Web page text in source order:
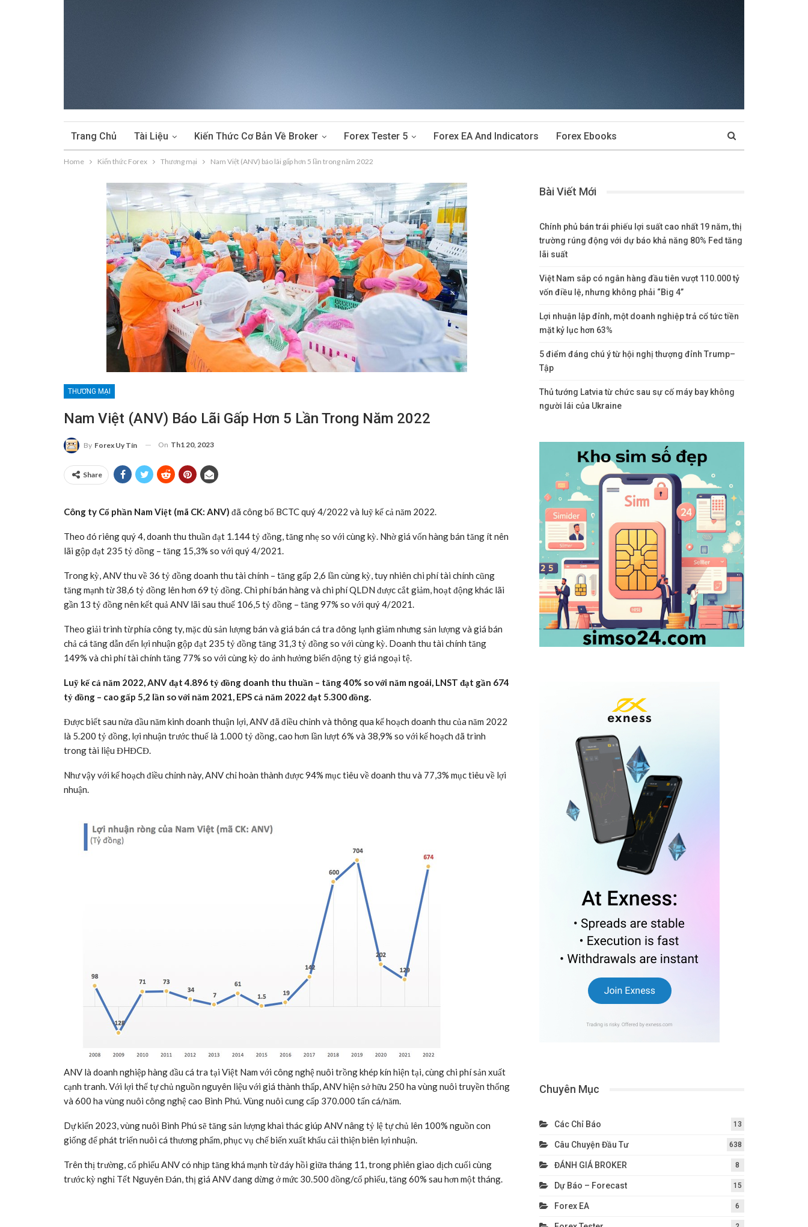
Trang Chủ Tài Liệu Kiến Thức Cơ Bản Về Broker Forex Tester 5 Forex EA And Indicators Forex Ebooks
Home Kiến thức Forex Thương mại Nam Việt (ANV) báo lãi gấp hơn 5 lần trong năm 2022
THƯƠNG MẠI
Nam Việt (ANV) Báo Lãi Gấp Hơn 5 Lần Trong Năm 2022
By Forex Uy Tín On Th1 20, 2023
Share
Công ty Cổ phần Nam Việt (mã CK: ANV) đã công bố BCTC quý 4/2022 và luỹ kế cả năm 2022.
Theo đó riêng quý 4, doanh thu thuần đạt 1.144 tỷ đồng, tăng nhẹ so với cùng kỳ. Nhờ giá vốn hàng bán tăng ít nên
lãi gộp đạt 235 tỷ đồng – tăng 15,3% so với quý 4/2021.
Trong kỳ, ANV thu về 36 tỷ đồng doanh thu tài chính – tăng gấp 2,6 lần cùng kỳ, tuy nhiên chi phí tài chính cũng
tăng mạnh từ 38,6 tỷ đồng lên hơn 69 tỷ đồng. Chi phí bán hàng và chi phí QLDN được cắt giảm, hoạt động khác lãi
gần 13 tỷ đồng nên kết quả ANV lãi sau thuế 106,5 tỷ đồng – tăng 97% so với quý 4/2021.
Theo giải trình từ phía công ty, mặc dù sản lượng bán và giá bán cá tra đông lạnh giảm nhưng sản lượng và giá bán
chả cá tăng dẫn đến lợi nhuận gộp đạt 235 tỷ đồng tăng 31,3 tỷ đồng so với cùng kỳ. Doanh thu tài chính tăng
149% và chi phí tài chính tăng 77% so với cùng kỳ do ảnh hưởng biến động tỷ giá ngoại tệ.
Luỹ kế cả năm 2022, ANV đạt 4.896 tỷ đồng doanh thu thuần – tăng 40% so với năm ngoái, LNST đạt gần 674
tỷ đồng – cao gấp 5,2 lần so với năm 2021, EPS cả năm 2022 đạt 5.300 đồng.
Được biết sau nửa đầu năm kinh doanh thuận lợi, ANV đã điều chỉnh và thông qua kế hoạch doanh thu của năm 2022
là 5.200 tỷ đồng, lợi nhuận trước thuế là 1.000 tỷ đồng, cao hơn lần lượt 6% và 38,9% so với kế hoạch đã trình
trong tài liệu ĐHĐCĐ.
Như vậy với kế hoạch điều chỉnh này, ANV chỉ hoàn thành được 94% mục tiêu về doanh thu và 77,3% mục tiêu về lợi
nhuận.
ANV là doanh nghiệp hàng đầu cá tra tại Việt Nam với công nghệ nuôi trồng khép kín hiện tại, cùng chi phí sản xuất
cạnh tranh. Với lợi thế tự chủ nguồn nguyên liệu với giá thành thấp, ANV hiện sở hữu 250 ha vùng nuôi truyền thống
và 600 ha vùng nuôi công nghệ cao Bình Phú. Vùng nuôi cung cấp 370.000 tấn cá/năm.
Dự kiến 2023, vùng nuôi Bình Phú sẽ tăng sản lượng khai thác giúp ANV nâng tỷ lệ tự chủ lên 100% nguồn con
giống để phát triển nuôi cá thương phẩm, phục vụ chế biến xuất khẩu cải thiện biên lợi nhuận.
Trên thị trường, cổ phiếu ANV có nhịp tăng khá mạnh từ đáy hồi giữa tháng 11, trong phiên giao dịch cuối cùng
trước kỳ nghỉ Tết Nguyên Đán, thị giá ANV đang dừng ở mức 30.500 đồng/cổ phiếu, tăng 60% sau hơn một tháng.
Bài Viết Mới
Chính phủ bán trái phiếu lợi suất cao nhất 19 năm, thị
trường rúng động với dự báo khả năng 80% Fed tăng
lãi suất
Việt Nam sắp có ngân hàng đầu tiên vượt 110.000 tỷ
vốn điều lệ, nhưng không phải “Big 4”
Lợi nhuận lập đỉnh, một doanh nghiệp trả cổ tức tiền
mặt kỷ lục hơn 63%
5 điểm đáng chú ý từ hội nghị thượng đỉnh Trump–
Tập
Thủ tướng Latvia từ chức sau sự cố máy bay không
người lái của Ukraine
Chuyên Mục
Các Chỉ Báo 13
Câu Chuyện Đầu Tư 638
ĐÁNH GIÁ BROKER 8
Dự Báo – Forecast 15
Forex EA 6